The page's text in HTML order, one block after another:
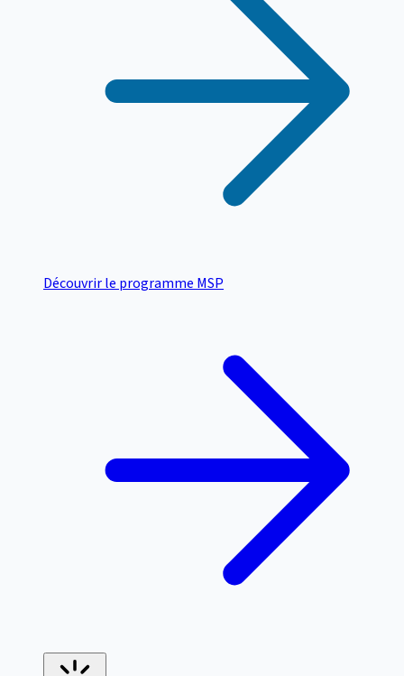
Découvrir le programme MSP